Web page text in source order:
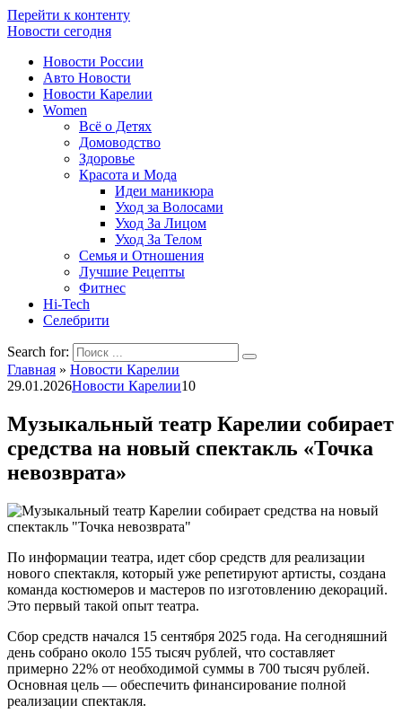
Перейти к контенту
Новости сегодня
Новости России
Авто Новости
Новости Карелии
Women
Всё о Детях
Домоводство
Здоровье
Красота и Мода
Идеи маникюра
Уход за Волосами
Уход За Лицом
Уход За Телом
Семья и Отношения
Лучшие Рецепты
Фитнес
Hi-Tech
Селебрити
Search for:
Главная » Новости Карелии
29.01.2026Новости Карелии10
Музыкальный театр Карелии собирает
средства на новый спектакль «Точка
невозврата»
По информации театра, идет сбор средств для реализации
нового спектакля, который уже репетируют артисты, создана
команда костюмеров и мастеров по изготовлению декораций.
Это первый такой опыт театра.
Сбор средств начался 15 сентября 2025 года. На сегодняшний
день собрано около 155 тысяч рублей, что составляет
примерно 22% от необходимой суммы в 700 тысяч рублей.
Основная цель — обеспечить финансирование полной
реализации спектакля.